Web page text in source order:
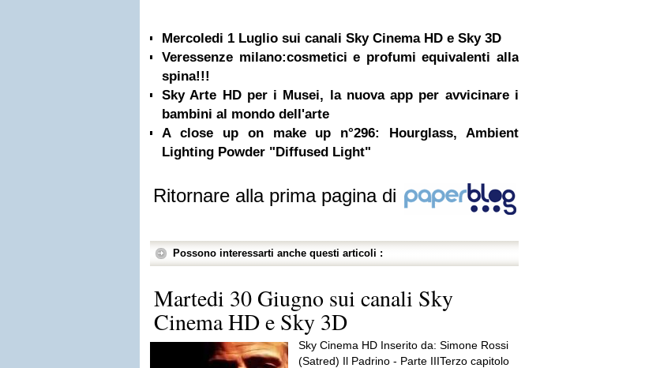
Mercoledi 1 Luglio sui canali Sky Cinema HD e Sky 3D
Veressenze milano:cosmetici e profumi equivalenti alla
spina!!!
Sky Arte HD per i Musei, la nuova app per avvicinare i
bambini al mondo dell'arte
A close up on make up n°296: Hourglass, Ambient
Lighting Powder "Diffused Light"
Ritornare alla prima pagina di
Possono interessarti anche questi articoli :
Martedi 30 Giugno sui canali Sky
Cinema HD e Sky 3D
Sky Cinema HD Inserito da: Simone Rossi
(Satred) Il Padrino - Parte IIITerzo capitolo